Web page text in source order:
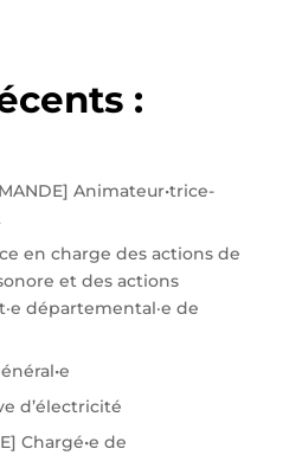
:
Animateur•trice-
en charge des actions de
et des actions
départemental·e de
d’électricité
Chargé•e de